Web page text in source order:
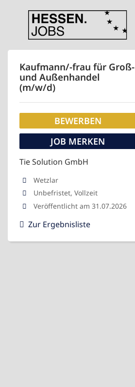
Kaufmann/-frau für Groß-
und Außenhandel
(m/w/d)
BEWERBEN
JOB MERKEN
Tie Solution GmbH
Wetzlar
Unbefristet, Vollzeit
Veröffentlicht am 31.07.2026
Zur Ergebnisliste